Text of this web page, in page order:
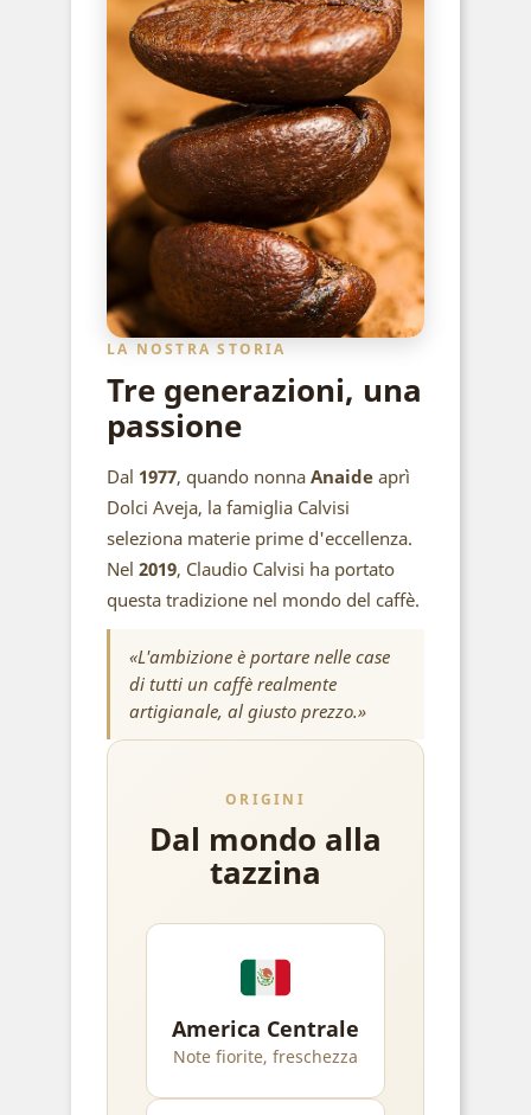
LA NOSTRA STORIA
Tre generazioni, una
passione
Dal 1977, quando nonna Anaideaprì
Dolci Aveja, la famiglia Calvisi
seleziona materie prime d'eccellenza.
Nel 2019, Claudio Calvisi ha portato
questa tradizione nel mondo del caffè.
«L'ambizione è portare nelle case
di tutti un caffè realmente
artigianale, al giusto prezzo.»
ORIGINI
Dal mondo alla
tazzina
America Centrale
Note fiorite, freschezza